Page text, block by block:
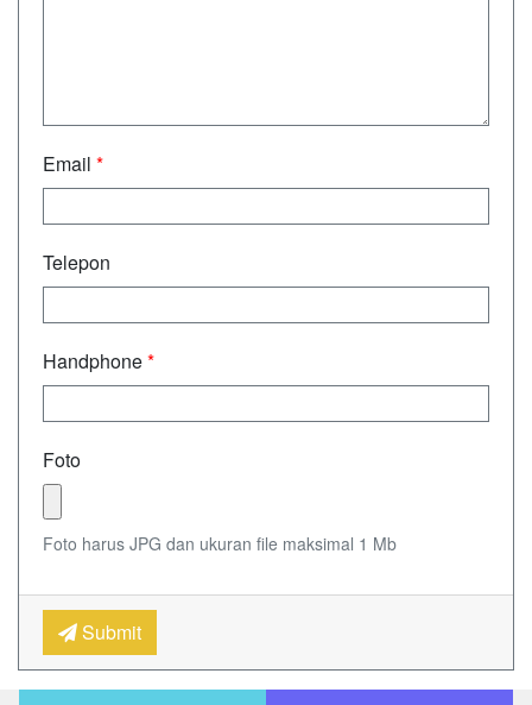
Email *
Telepon
Handphone*
Foto
Foto harus JPG dan ukuran file maksimal 1 Mb
Submit